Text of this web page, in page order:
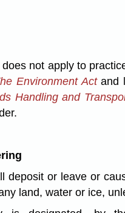
not apply to
Environment Actand
Handling and
deposit or leave or
land, water or ice,